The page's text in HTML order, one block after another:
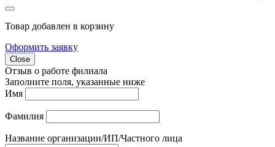
Товар добавлен в корзину
Оформить заявку
Close
Отзыв о работе филиала
Заполните поля, указанные ниже
Имя
Фамилия
Название организации/ИП/Частного лица